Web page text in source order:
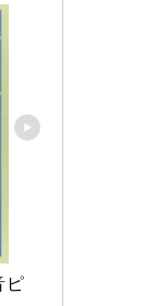
ピ